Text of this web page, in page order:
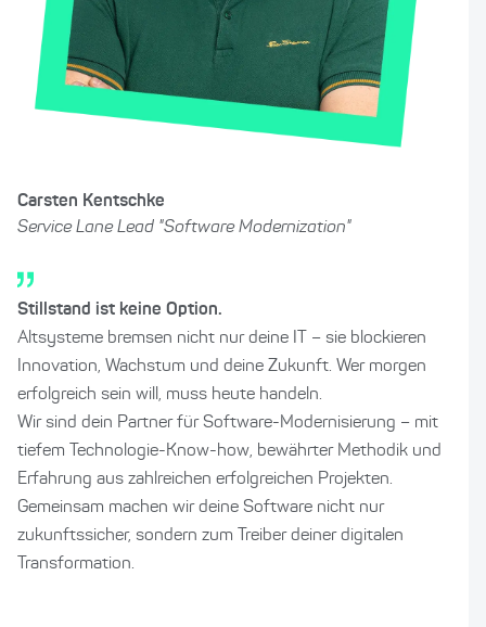
Carsten Kentschke
Service Lane Lead "Software Modernization"
Stillstand ist keine Option.
Altsysteme bremsen nicht nur deine IT – sie blockieren
Innovation, Wachstum und deine Zukunft. Wer morgen
erfolgreich sein will, muss heute handeln.
Wir sind dein Partner für Software-Modernisierung – mit
tiefem Technologie-Know-how, bewährter Methodik und
Erfahrung aus zahlreichen erfolgreichen Projekten.
Gemeinsam machen wir deine Software nicht nur
zukunftssicher, sondern zum Treiber deiner digitalen
Transformation.